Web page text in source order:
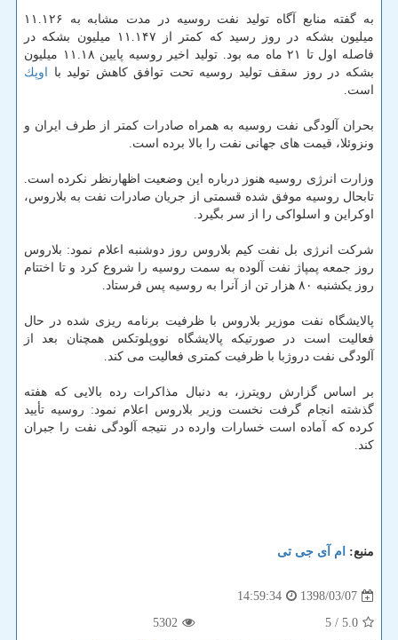
به گفته منابع آگاه تولید نفت روسیه در مدت مشابه به ۱۱.۱۲۶
میلیون بشكه در روز رسید كه كمتر از ۱۱.۱۴۷ میلیون بشكه در
فاصله اول تا ۲۱ ماه مه بود. تولید اخیر روسیه پایین ۱۱.۱۸ میلیون
بشكه در روز سقف تولید روسیه تحت توافق كاهش تولید با اوپك
است.
بحران آلودگی نفت روسیه به همراه صادرات كمتر از طرف ایران و
ونزوئلا، قیمت های جهانی نفت را بالا برده است.
وزارت انرژی روسیه هنوز درباره این وضعیت اظهارنظر نكرده است.
تابحال روسیه موفق شده قسمتی از جریان صادرات نفت به بلاروس،
اوكراین و اسلواكی را از سر بگیرد.
شركت انرژی بل نفت كیم بلاروس روز دوشنبه اعلام نمود: بلاروس
روز جمعه پمپاژ نفت آلوده به سمت روسیه را شروع كرد و تا اختتام
روز یكشنبه ۸۰ هزار تن از آنرا به روسیه پس فرستاد.
پالایشگاه نفت موزیر بلاروس با ظرفیت برنامه ریزی شده در حال
فعالیت است در صورتیكه پالایشگاه نووپلوتكس همچنان بعد از
آلودگی نفت دروژبا با ظرفیت كمتری فعالیت می كند.
بر اساس گزارش رویترز، به دنبال مذاكرات رده بالایی كه هفته
گذشته انجام گرفت نخست وزیر بلاروس اعلام نمود: روسیه تأیید
كرده كه آماده است خسارات وارده در نتیجه آلودگی نفت را جبران
كند.
منبع: ام آی جی تی
1398/03/07
14:59:34
5.0
/ 5
5302